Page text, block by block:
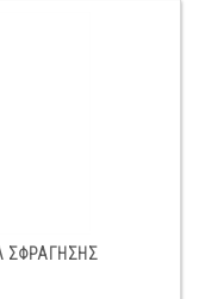
ΣΦΡΑΓΗΣΗΣ